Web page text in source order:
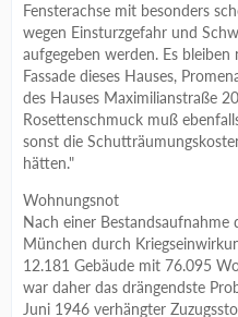
Fensterachse mit besonders
wegen Einsturzgefahr und
aufgegeben werden. Es
Fassade dieses Hauses,
des Hauses Maximilianstraße
Rosettenschmuck muß
sonst die
hätten."
Wohnungsnot
Nach einer
München durch
12.181 Gebäude mit 76.095
war daher das drängendste
Juni 1946 verhängter